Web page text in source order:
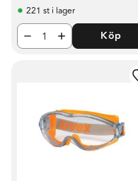
221 st i lager
Köp